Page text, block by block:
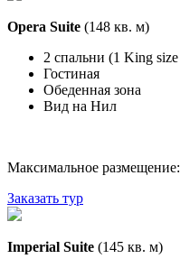
Opera Suite (148 кв. м)
2 спальни (1 King
Гостиная
Обеденная зона
Вид на Нил
Максимальное
Заказать тур
Imperial Suite (145 кв. м)